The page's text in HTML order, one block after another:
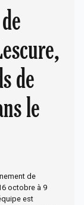
de
le
de
octobre à 9
est